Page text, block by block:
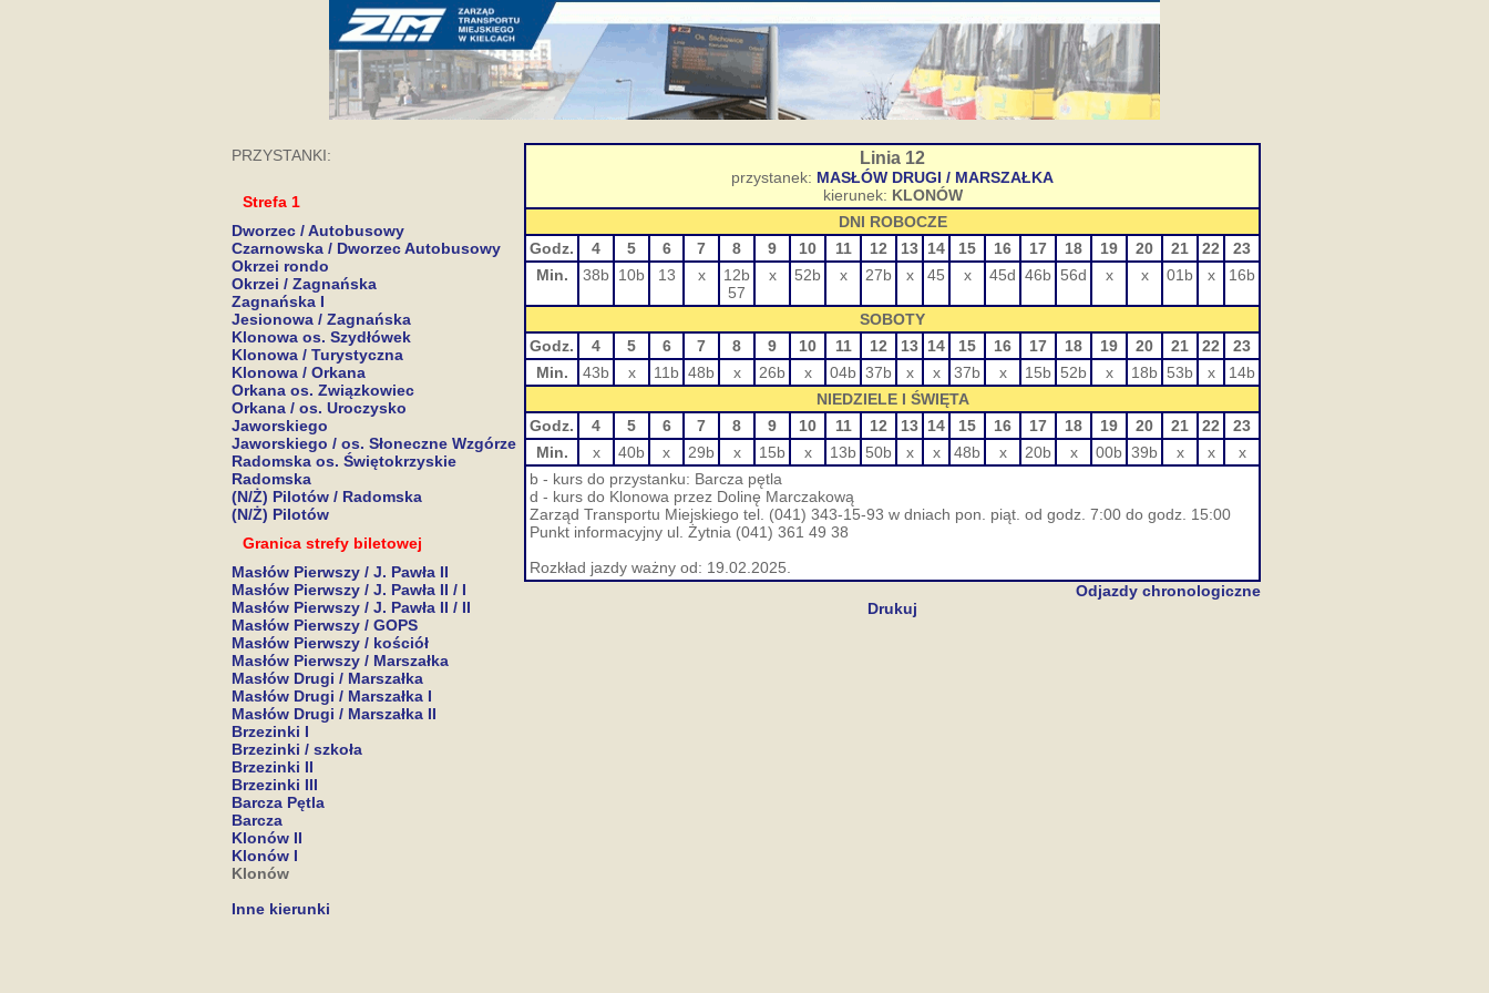
PRZYSTANKI:
Strefa 1
Dworzec / Autobusowy
Czarnowska / Dworzec Autobusowy
Okrzei rondo
Okrzei / Zagnańska
Zagnańska I
Jesionowa / Zagnańska
Klonowa os. Szydłówek
Klonowa / Turystyczna
Klonowa / Orkana
Orkana os. Związkowiec
Orkana / os. Uroczysko
Jaworskiego
Jaworskiego / os. Słoneczne Wzgórze
Radomska os. Świętokrzyskie
Radomska
(N/Ż) Pilotów / Radomska
(N/Ż) Pilotów
Granica strefy biletowej
Masłów Pierwszy / J. Pawła II
Masłów Pierwszy / J. Pawła II / I
Masłów Pierwszy / J. Pawła II / II
Masłów Pierwszy / GOPS
Masłów Pierwszy / kościół
Masłów Pierwszy / Marszałka
Masłów Drugi / Marszałka
Masłów Drugi / Marszałka I
Masłów Drugi / Marszałka II
Brzezinki I
Brzezinki / szkoła
Brzezinki II
Brzezinki III
Barcza Pętla
Barcza
Klonów II
Klonów I
Klonów
Inne kierunki
Linia 12
przystanek: MASŁÓW DRUGI / MARSZAŁKA
kierunek: KLONÓW
DNI ROBOCZE
Godz.
4 5 6 7 8 9 10 11 12 13 14 15 16 17 18 19 20 21 22
23
Min.
38b 10b 13 x
12b
57
x 52b x 27b x 45 x 45d 46b 56d x x 01b x 16b
SOBOTY
Godz.
4 5 6 7 8 9 10 11 12 13 14 15 16 17 18 19 20 21 22
23
Min.
43b x 11b 48b x 26b x 04b 37b x x 37b x 15b 52b x 18b 53b x
14b
NIEDZIELE I ŚWIĘTA
Godz.
4 5 6 7 8 9 10 11 12 13 14 15 16 17 18 19 20 21 22
23
Min.
x 40b x 29b x 15b x 13b 50b x x 48b x 20b x 00b 39b x x
x
b - kurs do przystanku: Barcza pętla
d - kurs do Klonowa przez Dolinę Marczakową
Zarząd Transportu Miejskiego tel. (041) 343-15-93 w dniach pon. piąt. od godz. 7:00 do godz. 15:00
Punkt informacyjny ul. Żytnia (041) 361 49 38
Rozkład jazdy ważny od: 19.02.2025.
Odjazdy chronologiczne
Drukuj